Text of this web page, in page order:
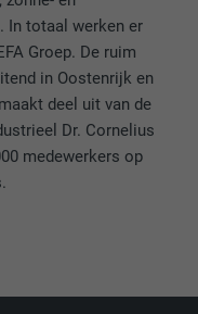
In totaal werken er
Groep. De ruim
in Oostenrijk en
deel uit van de
Dr. Cornelius
medewerkers op
eenduidige UUID
acties te
gebruiker niet
ingedeeld.